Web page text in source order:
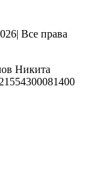
Все права
Никита